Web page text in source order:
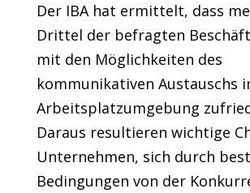
Der IBA hat ermittelt, dass
Drittel der befragten
mit den Möglichkeiten des
kommunikativen Austauschs
Arbeitsplatzumgebung
Daraus resultieren wichtige
Unternehmen, sich durch
Bedingungen von der